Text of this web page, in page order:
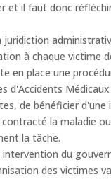
et il faut donc
juridiction
à chaque victime
en place une
d'Accidents
de bénéficier d'une
la maladie
la tâche.
du
des victimes